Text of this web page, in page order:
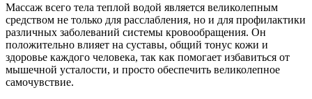
Массаж всего тела теплой водой является великолепным
средством не только для расслабления, но и для профилактики
различных заболеваний системы кровообращения. Он
положительно влияет на суставы, общий тонус кожи и
здоровье каждого человека, так как помогает избавиться от
мышечной усталости, и просто обеспечить великолепное
самочувствие.